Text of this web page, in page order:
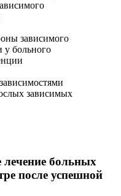
зависимого
больного
зависимых
больных
после успешной